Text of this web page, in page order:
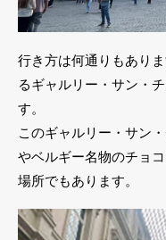
行き方は何通りもあり
るギャルリー・サン・
す。
このギャルリー・サン
やベルギー名物のチョ
場所でもあります。